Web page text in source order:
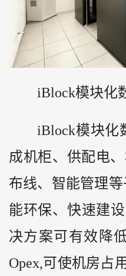
iBlock模块化
iBlock模块化
成机柜、供配电
布线、智能管理
能环保、快速建
决方案可有效降
Opex,可使机房占